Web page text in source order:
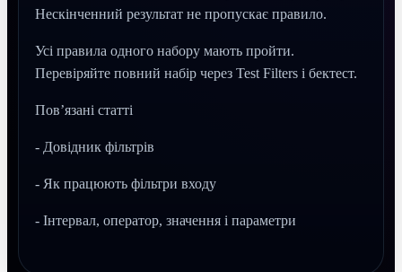
Нескінченний результат не пропускає правило.
Усі правила одного набору мають пройти.
Перевіряйте повний набір через Test Filters і бектест.
Пов’язані статті
- Довідник фільтрів
- Як працюють фільтри входу
- Інтервал, оператор, значення і параметри